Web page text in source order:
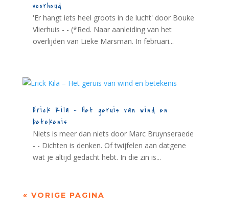
voorhoud
'Er hangt iets heel groots in de lucht' door Bouke
Vlierhuis - - (*Red. Naar aanleiding van het
overlijden van Lieke Marsman. In februari...
Erick Kila – Het geruis van wind en
betekenis
Niets is meer dan niets door Marc Bruynseraede
- - Dichten is denken. Of twijfelen aan datgene
wat je altijd gedacht hebt. In die zin is...
« VORIGE PAGINA